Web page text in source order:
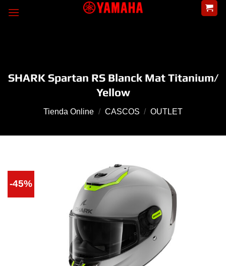
SHARK Spartan RS Blanck Mat Titanium/
Yellow
Tienda Online / CASCOS / OUTLET
-45%